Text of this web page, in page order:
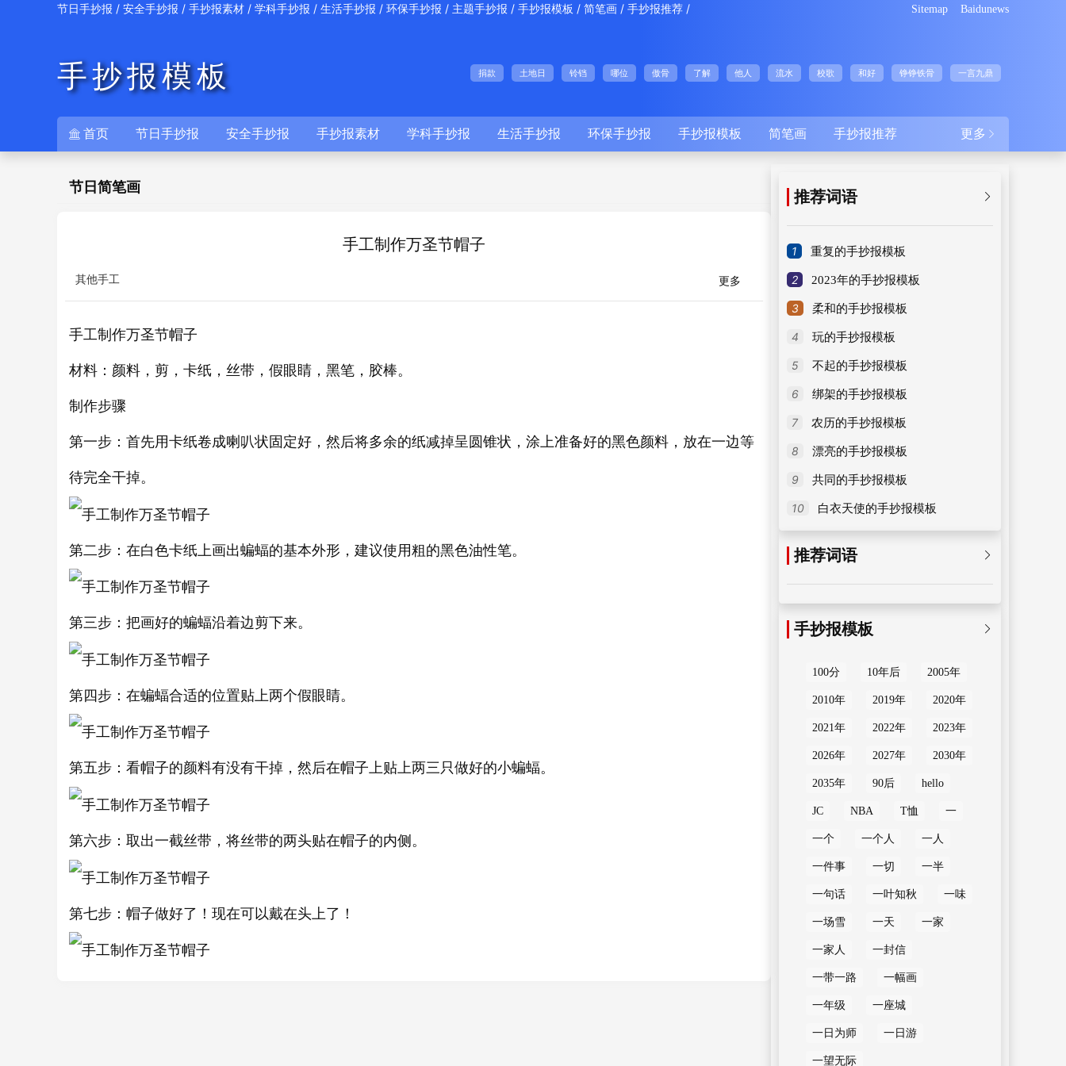
节日手抄报 / 安全手抄报 / 手抄报素材 / 学科手抄报 / 生活手抄报 / 环保手抄报 / 主题手抄报 / 手抄报模板 / 简笔画 / 手抄报推荐 / Sitemap Baidunews
手抄报模板 捐款 土地日 铃铛 哪位 傲骨 了解 他人 流水 校歌 和好 铮铮铁骨 一言九鼎
更多 
 首页 节日手抄报 安全手抄报 手抄报素材 学科手抄报 生活手抄报 环保手抄报 手抄报模板 简笔画 手抄报推荐
节日简笔画
手工制作万圣节帽子
更多
其他手工
手工制作万圣节帽子
材料：颜料，剪，卡纸，丝带，假眼睛，黑笔，胶棒。
制作步骤
第一步：首先用卡纸卷成喇叭状固定好，然后将多余的纸减掉呈圆锥状，涂上准备好的黑色颜料，放在一边等
待完全干掉。
第二步：在白色卡纸上画出蝙蝠的基本外形，建议使用粗的黑色油性笔。
第三步：把画好的蝙蝠沿着边剪下来。
第四步：在蝙蝠合适的位置贴上两个假眼睛。
第五步：看帽子的颜料有没有干掉，然后在帽子上贴上两三只做好的小蝙蝠。
第六步：取出一截丝带，将丝带的两头贴在帽子的内侧。
第七步：帽子做好了！现在可以戴在头上了！

推荐词语
1 重复的手抄报模板
2 2023年的手抄报模板
3 柔和的手抄报模板
4 玩的手抄报模板
5 不起的手抄报模板
6 绑架的手抄报模板
7 农历的手抄报模板
8 漂亮的手抄报模板
9 共同的手抄报模板
10 白衣天使的手抄报模板

推荐词语

手抄报模板
100分 10年后 2005年
2010年 2019年 2020年
2021年 2022年 2023年
2026年 2027年 2030年
2035年 90后 hello
JC NBA T恤 一
一个 一个人 一人
一件事 一切 一半
一句话 一叶知秋 一味
一场雪 一天 一家
一家人 一封信
一带一路 一幅画
一年级 一座城
一日为师 一日游
一望无际